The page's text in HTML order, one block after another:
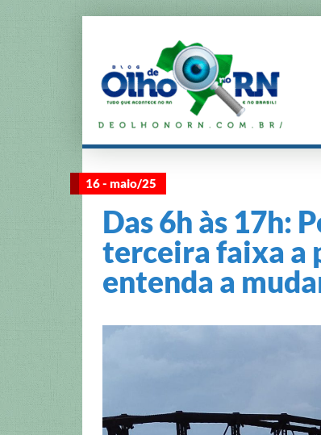
16 - maio/25
Das 6h às 17h:
terceira faixa a
entenda a